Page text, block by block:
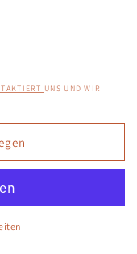
UNS UND WIR